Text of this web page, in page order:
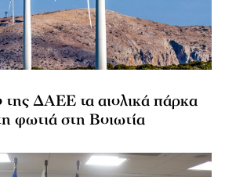
της ΔΑΕΕ τα αιολικά πάρκα
φωτιά στη Βοιωτία